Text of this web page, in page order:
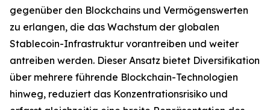
gegenüber den Blockchains und Vermögenswerten
zu erlangen, die das Wachstum der globalen
Stablecoin-Infrastruktur vorantreiben und weiter
antreiben werden. Dieser Ansatz bietet Diversifikation
über mehrere führende Blockchain-Technologien
hinweg, reduziert das Konzentrationsrisiko und